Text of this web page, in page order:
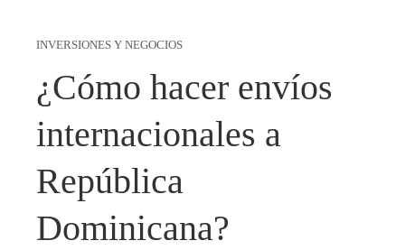
INVERSIONES Y NEGOCIOS
¿Cómo hacer envíos
internacionales a
República
Dominicana?